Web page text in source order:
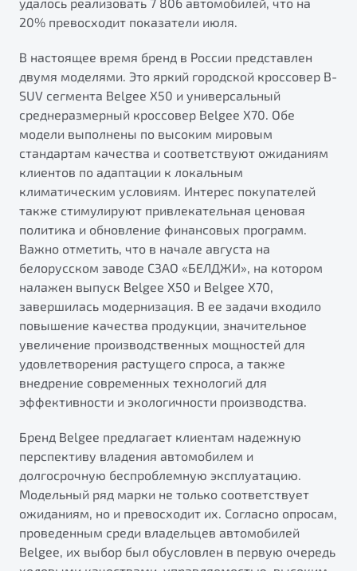
Универсальный кроссовер
от 2 499 990 ₽*
Автокредит
Спецпредложения
Запись на сервис
Калькулятор ТО
Клиентская поддержка
20% превосходит показатели июля.
В настоящее время бренд в России представлен
двумя моделями. Это яркий городской кроссовер B-
SUV сегмента Belgee X50 и универсальный
среднеразмерный кроссовер Belgee X70. Обе
модели выполнены по высоким мировым
стандартам качества и соответствуют ожиданиям
клиентов по адаптации к локальным
климатическим условиям. Интерес покупателей
также стимулируют привлекательная ценовая
политика и обновление финансовых программ.
Важно отметить, что в начале августа на
белорусском заводе СЗАО «БЕЛДЖИ», на котором
налажен выпуск Belgee X50 и Belgee X70,
завершилась модернизация. В ее задачи входило
повышение качества продукции, значительное
увеличение производственных мощностей для
удовлетворения растущего спроса, а также
внедрение современных технологий для
эффективности и экологичности производства.
Бренд Belgee предлагает клиентам надежную
перспективу владения автомобилем и
долгосрочную беспроблемную эксплуатацию.
Модельный ряд марки не только соответствует
ожиданиям, но и превосходит их. Согласно опросам,
проведенным среди владельцев автомобилей
Belgee, их выбор был обусловлен в первую очередь